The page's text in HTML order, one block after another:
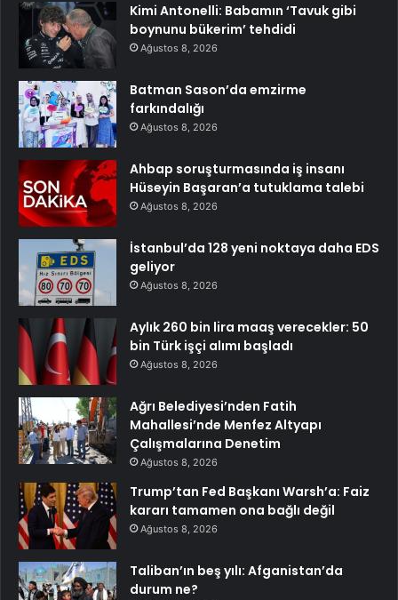
Kimi Antonelli: Babamın ‘Tavuk gibi
boynunu bükerim’ tehdidi
Ağustos 8, 2026
Batman Sason’da emzirme
farkındalığı
Ağustos 8, 2026
Ahbap soruşturmasında iş insanı
Hüseyin Başaran’a tutuklama talebi
Ağustos 8, 2026
İstanbul’da 128 yeni noktaya daha EDS
geliyor
Ağustos 8, 2026
Aylık 260 bin lira maaş verecekler: 50
bin Türk işçi alımı başladı
Ağustos 8, 2026
Ağrı Belediyesi’nden Fatih
Mahallesi’nde Menfez Altyapı
Çalışmalarına Denetim
Ağustos 8, 2026
Trump’tan Fed Başkanı Warsh’a: Faiz
kararı tamamen ona bağlı değil
Ağustos 8, 2026
Taliban’ın beş yılı: Afganistan’da
durum ne?